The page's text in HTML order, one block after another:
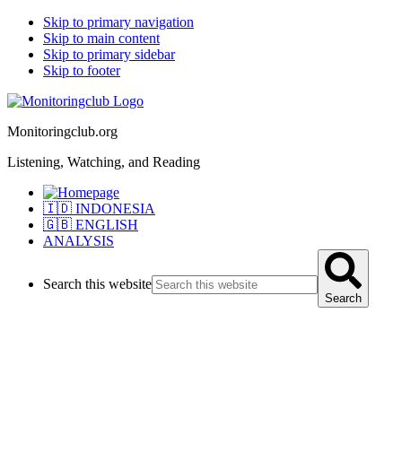
Skip to primary navigation
Skip to main content
Skip to primary sidebar
Skip to footer
Monitoringclub.org
Listening, Watching, and Reading
🇮🇩 INDONESIA
🇬🇧 ENGLISH
ANALYSIS
Search this website
Search